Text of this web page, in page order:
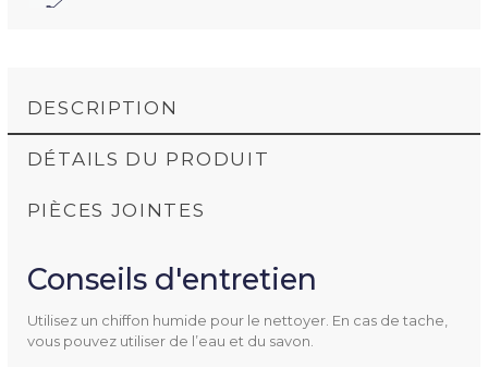
DESCRIPTION
DÉTAILS DU PRODUIT
PIÈCES JOINTES
Conseils d'entretien
Utilisez un chiffon humide pour le nettoyer. En cas de tache,
vous pouvez utiliser de l’eau et du savon.
FT MINI SAC MÉDICAL ETRETAT (1.7M)